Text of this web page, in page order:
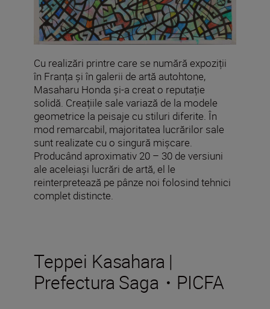
Cu realizări printre care se numără expoziții
în Franța și în galerii de artă autohtone,
Masaharu Honda și-a creat o reputație
solidă. Creațiile sale variază de la modele
geometrice la peisaje cu stiluri diferite. În
mod remarcabil, majoritatea lucrărilor sale
sunt realizate cu o singură mișcare.
Producând aproximativ 20 – 30 de versiuni
ale aceleiași lucrări de artă, el le
reinterpretează pe pânze noi folosind tehnici
complet distincte.
Teppei Kasahara |
Prefectura Saga・PICFA